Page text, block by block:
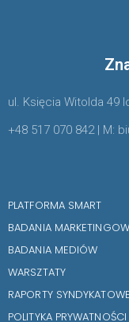
ul. Księcia Witolda 49
+48 517 070 842 | M:
PLATFORMA SMART
BADANIA
BADANIA MEDIÓW
WARSZTATY
RAPORTY SYNDYKATOWE
POLITYKA PRYWATNOŚCI